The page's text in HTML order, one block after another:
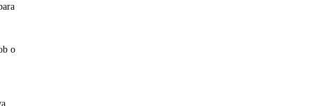
o